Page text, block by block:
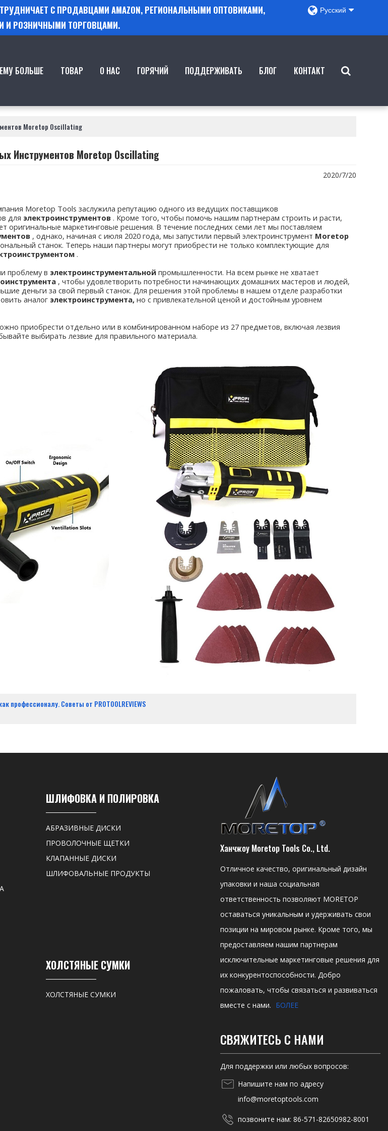
С ПРОДАВЦАМИ AMAZON, РЕГИОНАЛЬНЫМИ ОПТОВИКАМИ,
И РОЗНИЧНЫМИ ТОРГОВЦАМИ.
Русский
БОЛЬШЕ ТОВАР О НАС ГОРЯЧИЙ ПОДДЕРЖИВАТЬ БЛОГ КОНТАКТ
Moretop Oscillating
Инструментов Moretop Oscillating
2020/7/20
Moretop Tools заслужила репутацию одного из ведущих поставщиков
для электроинструментов. Кроме того, чтобы помочь нашим партнерам строить и расти,
оригинальные маркетинговые решения. В течение последних семи лет мы поставляем
, однако, начиная с июля 2020 года, мы запустили первый электроинструмент Moretop
станок. Теперь наши партнеры могут приобрести не только комплектующие для
.
проблему в электроинструментальнойпромышленности. На всем рынке не хватает
, чтобы удовлетворить потребности начинающих домашних мастеров и людей,
деньги за свой первый станок. Для решения этой проблемы в нашем отделе разработки
аналог электроинструмента,но с привлекательной ценой и достойным уровнем
приобрести отдельно или в комбинированном наборе из 27 предметов, включая лезвия
выбирать лезвие для правильного материала.
профессионалу. Советы от PROTOOLREVIEWS
ШЛИФОВКА И ПОЛИРОВКА
АБРАЗИВНЫЕ ДИСКИ
ПРОВОЛОЧНЫЕ ЩЕТКИ
КЛАПАННЫЕ ДИСКИ
ШЛИФОВАЛЬНЫЕ ПРОДУКТЫ
ХОЛСТЯНЫЕ СУМКИ
ХОЛСТЯНЫЕ СУМКИ
Ханчжоу Moretop Tools Co., Ltd.
Отличное качество, оригинальный дизайн
упаковки и наша социальная
ответственность позволяют MORETOP
оставаться уникальным и удерживать свои
позиции на мировом рынке. Кроме того, мы
предоставляем нашим партнерам
исключительные маркетинговые решения для
их конкурентоспособности. Добро
пожаловать, чтобы связаться и развиваться
вместе с нами. БОЛЕЕ
СВЯЖИТЕСЬ С НАМИ
Для поддержки или любых вопросов:
Напишите нам по адресу
info@moretoptools.com
позвоните нам: 86-571-82650982-8001